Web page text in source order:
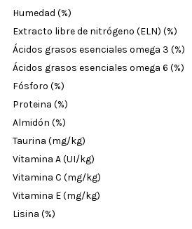
Humedad (%)
Extracto libre de nitrógeno (ELN) (%)
Ácidos grasos esenciales omega 3 (%)
Ácidos grasos esenciales omega 6 (%)
Fósforo (%)
Proteina (%)
Almidón (%)
Taurina (mg/kg)
Vitamina A (UI/kg)
Vitamina C (mg/kg)
Vitamina E (mg/kg)
Lisina (%)